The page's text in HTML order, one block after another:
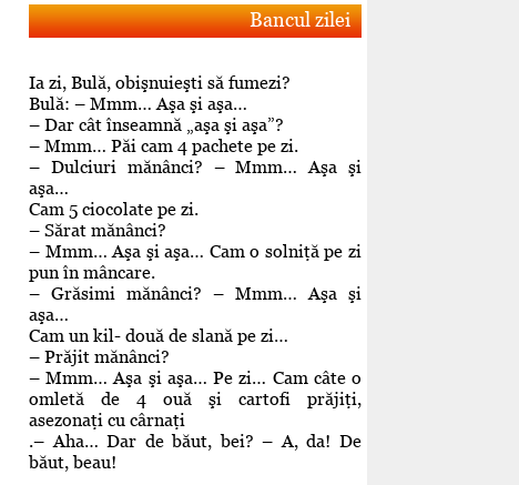
Bancul zilei
Ia zi, Bulă, obişnuieşti să fumezi?
Bulă: – Mmm… Aşa şi aşa…
– Dar cât înseamnă „aşa şi aşa”?
– Mmm… Păi cam 4 pachete pe zi.
– Dulciuri mănânci? – Mmm… Aşa şi
aşa…
Cam 5 ciocolate pe zi.
– Sărat mănânci?
– Mmm… Aşa şi aşa… Cam o solniţă pe zi
pun în mâncare.
– Grăsimi mănânci? – Mmm… Aşa şi
aşa…
Cam un kil- două de slană pe zi…
– Prăjit mănânci?
– Mmm… Aşa şi aşa… Pe zi… Cam câte o
omletă de 4 ouă şi cartofi prăjiţi,
asezonaţi cu cârnaţi
.– Aha… Dar de băut, bei? – A, da! De
băut, beau!